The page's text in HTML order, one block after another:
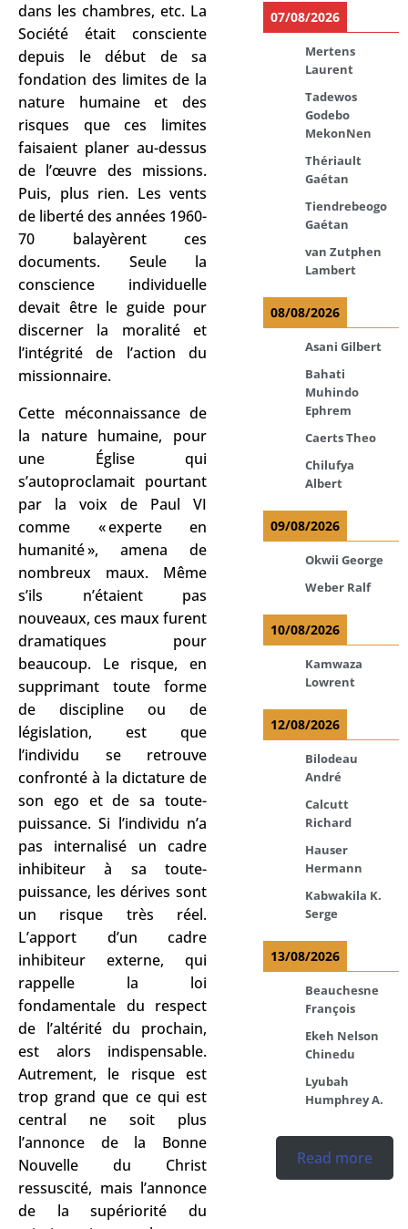
dans les chambres, etc. La
Société était consciente
depuis le début de sa
fondation des limites de la
nature humaine et des
risques que ces limites
faisaient planer au-dessus
de l’œuvre des missions.
Puis, plus rien. Les vents
de liberté des années 1960-
70 balayèrent ces
documents. Seule la
conscience individuelle
devait être le guide pour
discerner la moralité et
l’intégrité de l’action du
missionnaire.
Cette méconnaissance de
la nature humaine, pour
une Église qui
s’autoproclamait pourtant
par la voix de Paul VI
comme « experte en
humanité », amena de
nombreux maux. Même
s’ils n’étaient pas
nouveaux, ces maux furent
dramatiques pour
beaucoup. Le risque, en
supprimant toute forme
de discipline ou de
législation, est que
l’individu se retrouve
confronté à la dictature de
son ego et de sa toute-
puissance. Si l’individu n’a
pas internalisé un cadre
inhibiteur à sa toute-
puissance, les dérives sont
un risque très réel.
L’apport d’un cadre
inhibiteur externe, qui
rappelle la loi
fondamentale du respect
de l’altérité du prochain,
est alors indispensable.
Autrement, le risque est
trop grand que ce qui est
central ne soit plus
l’annonce de la Bonne
Nouvelle du Christ
ressuscité, mais l’annonce
de la supériorité du
07/08/2026
Mertens
Laurent
Tadewos
Godebo
MekonNen
Thériault
Gaétan
Tiendrebeogo
Gaétan
van Zutphen
Lambert
08/08/2026
Asani Gilbert
Bahati
Muhindo
Ephrem
Caerts Theo
Chilufya
Albert
09/08/2026
Okwii George
Weber Ralf
10/08/2026
Kamwaza
Lowrent
12/08/2026
Bilodeau
André
Calcutt
Richard
Hauser
Hermann
Kabwakila K.
Serge
13/08/2026
Beauchesne
François
Ekeh Nelson
Chinedu
Lyubah
Humphrey A.
Read more